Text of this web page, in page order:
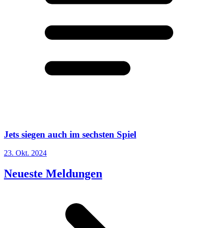
Jets siegen auch im sechsten Spiel
23. Okt. 2024
Neueste Meldungen